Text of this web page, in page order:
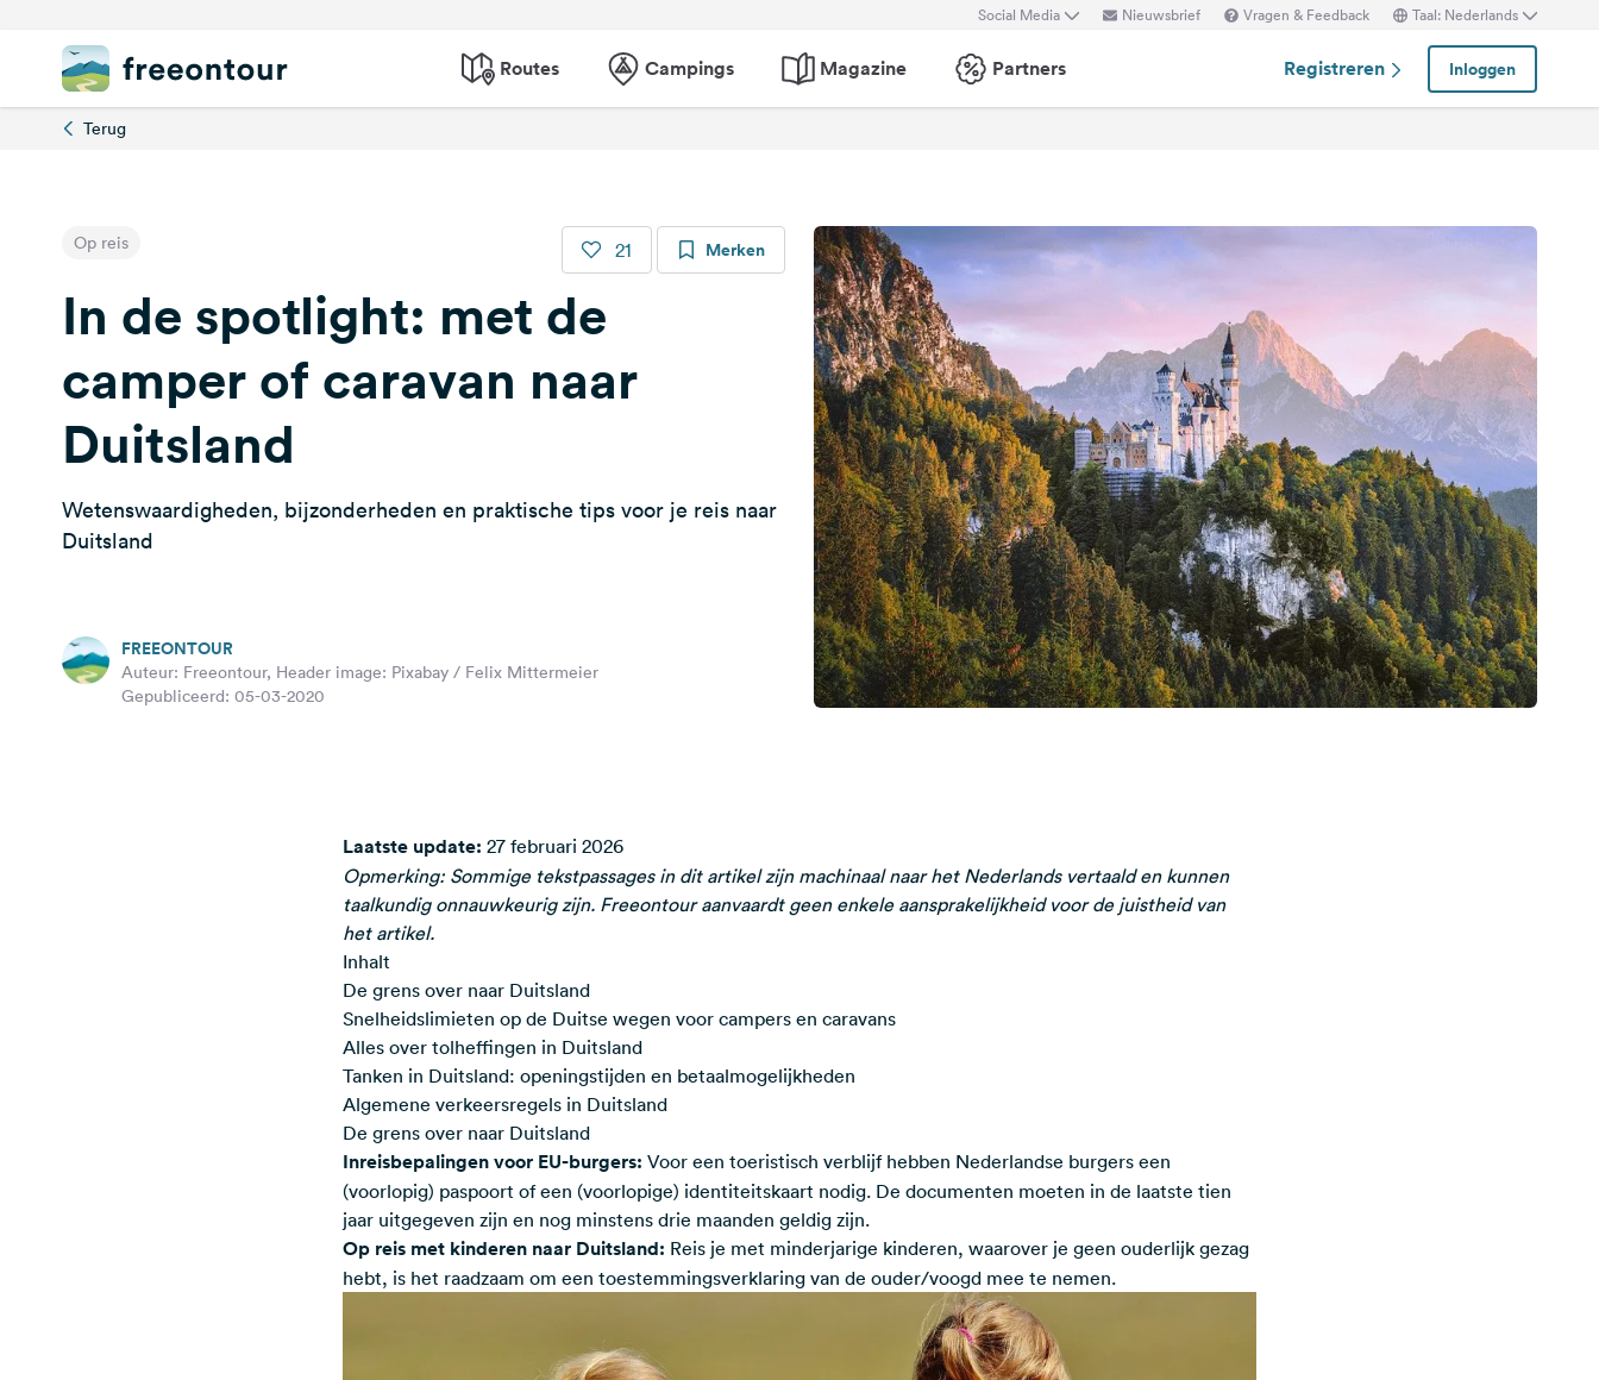
Social Media Nieuwsbrief Vragen & Feedback Taal: Nederlands
Routes Campings Magazine Partners Registreren Inloggen
Terug
Op reis 21 Merken
In de spotlight: met de
camper of caravan naar
Duitsland
Wetenswaardigheden, bijzonderheden en praktische tips voor je reis naar
Duitsland
FREEONTOUR
Auteur: Freeontour, Header image: Pixabay / Felix Mittermeier
Gepubliceerd: 05-03-2020
Laatste update: 27 februari 2026
Opmerking: Sommige tekstpassages in dit artikel zijn machinaal naar het Nederlands vertaald en kunnen
taalkundig onnauwkeurig zijn. Freeontour aanvaardt geen enkele aansprakelijkheid voor de juistheid van
het artikel.
Inhalt
De grens over naar Duitsland
Snelheidslimieten op de Duitse wegen voor campers en caravans
Alles over tolheffingen in Duitsland
Tanken in Duitsland: openingstijden en betaalmogelijkheden
Algemene verkeersregels in Duitsland
De grens over naar Duitsland
Inreisbepalingen voor EU-burgers: Voor een toeristisch verblijf hebben Nederlandse burgers een
(voorlopig) paspoort of een (voorlopige) identiteitskaart nodig. De documenten moeten in de laatste tien
jaar uitgegeven zijn en nog minstens drie maanden geldig zijn.
Op reis met kinderen naar Duitsland: Reis je met minderjarige kinderen, waarover je geen ouderlijk gezag
hebt, is het raadzaam om een ​​toestemmingsverklaring van de ouder/voogd mee te nemen.